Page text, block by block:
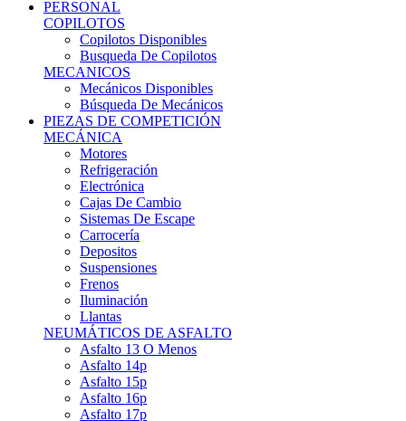
Copilotos Disponibles
Busqueda De Copilotos
MECANICOS
Mecánicos Disponibles
Búsqueda De Mecánicos
PIEZAS DE COMPETICIÓN
MECÁNICA
Motores
Refrigeración
Electrónica
Cajas De Cambio
Sistemas De Escape
Carrocería
Depositos
Suspensiones
Frenos
Iluminación
Llantas
NEUMÁTICOS DE ASFALTO
Asfalto 13 O Menos
Asfalto 14p
Asfalto 15p
Asfalto 16p
Asfalto 17p
Asfalto >= 18p